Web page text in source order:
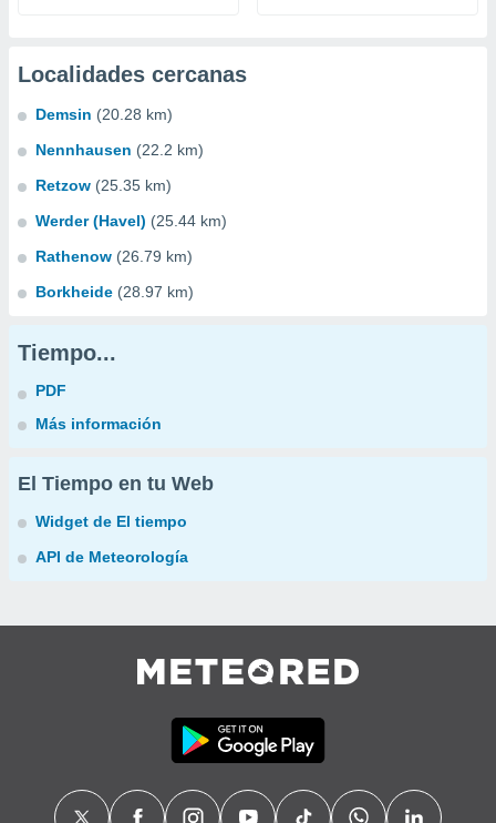
Localidades cercanas
Demsin (20.28 km)
Nennhausen (22.2 km)
Retzow (25.35 km)
Werder (Havel) (25.44 km)
Rathenow (26.79 km)
Borkheide (28.97 km)
Tiempo...
PDF
Más información
El Tiempo en tu Web
Widget de El tiempo
API de Meteorología